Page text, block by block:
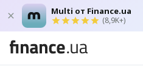
Multi от Finance.ua
(8,9K+)